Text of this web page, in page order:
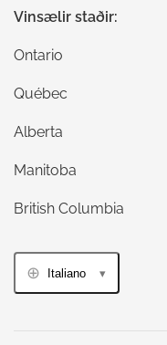
Vinsælir staðir:
Ontario
Québec
Alberta
Manitoba
British Columbia
Italiano